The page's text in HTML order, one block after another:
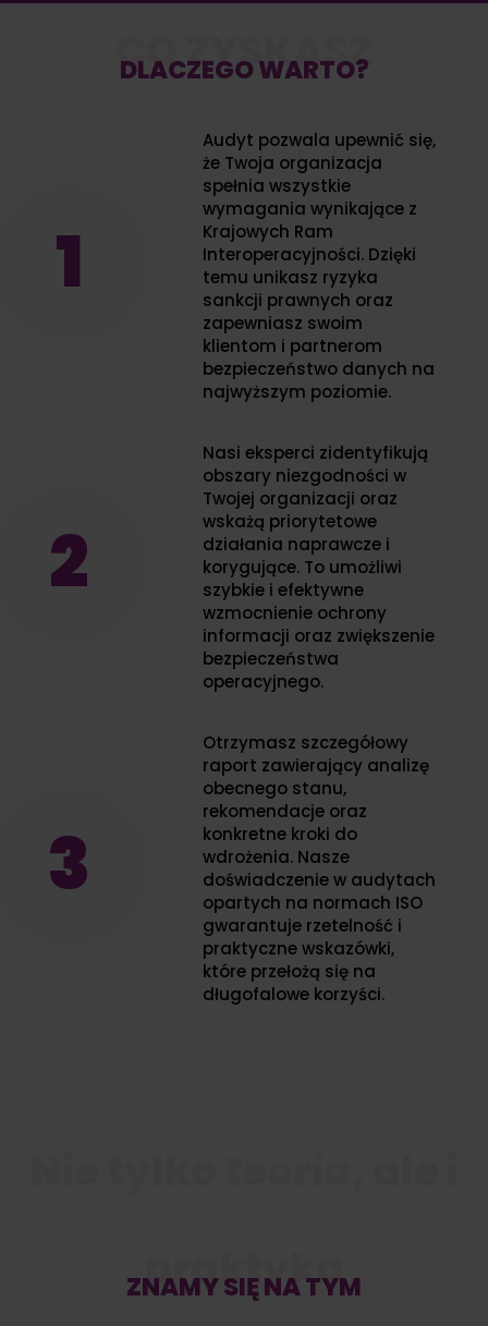
CO ZYSKASZ
DLACZEGO WARTO?
1
Audyt pozwala upewnić się,
że Twoja organizacja
spełnia wszystkie
wymagania wynikające z
Krajowych Ram
Interoperacyjności. Dzięki
temu unikasz ryzyka
sankcji prawnych oraz
zapewniasz swoim
klientom i partnerom
bezpieczeństwo danych na
najwyższym poziomie.
2
Nasi eksperci zidentyfikują
obszary niezgodności w
Twojej organizacji oraz
wskażą priorytetowe
działania naprawcze i
korygujące. To umożliwi
szybkie i efektywne
wzmocnienie ochrony
informacji oraz zwiększenie
bezpieczeństwa
operacyjnego.
3
Otrzymasz szczegółowy
raport zawierający analizę
obecnego stanu,
rekomendacje oraz
konkretne kroki do
wdrożenia. Nasze
doświadczenie w audytach
opartych na normach ISO
gwarantuje rzetelność i
praktyczne wskazówki,
które przełożą się na
długofalowe korzyści.
praktyka
ZNAMY SIĘ NA TYM